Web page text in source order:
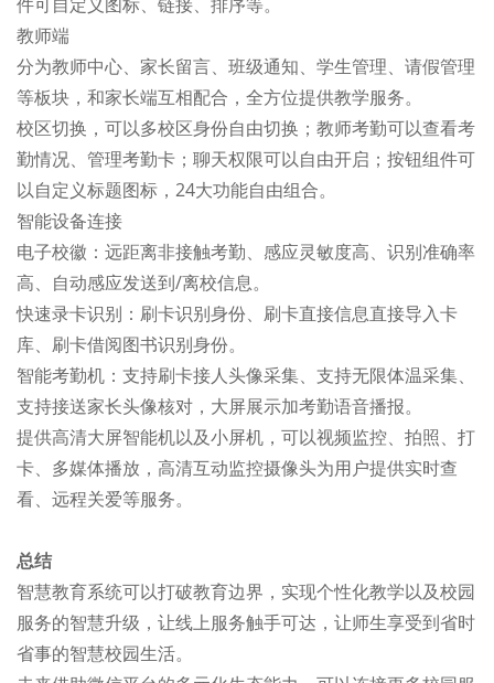
教师端
分为教师中心、家长留言、班级通知、学生管理、请假管理
等板块，和家长端互相配合，全方位提供教学服务。
校区切换，可以多校区身份自由切换；教师考勤可以查看考
勤情况、管理考勤卡；聊天权限可以自由开启；按钮组件可
以自定义标题图标，24大功能自由组合。
智能设备连接
电子校徽：远距离非接触考勤、感应灵敏度高、识别准确率
高、自动感应发送到/离校信息。
快速录卡识别：刷卡识别身份、刷卡直接信息直接导入卡
库、刷卡借阅图书识别身份。
智能考勤机：支持刷卡接人头像采集、支持无限体温采集、
支持接送家长头像核对，大屏展示加考勤语音播报。
提供高清大屏智能机以及小屏机，可以视频监控、拍照、打
卡、多媒体播放，高清互动监控摄像头为用户提供实时查
看、远程关爱等服务。
总结
智慧教育系统可以打破教育边界，实现个性化教学以及校园
服务的智慧升级，让线上服务触手可达，让师生享受到省时
省事的智慧校园生活。